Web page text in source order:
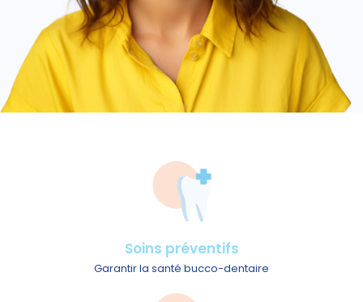
Soins préventifs
Garantir la santé bucco-dentaire